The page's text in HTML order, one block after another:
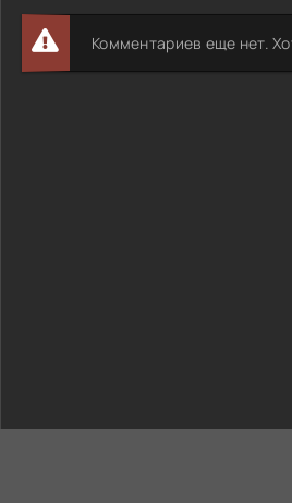
Комментариев еще нет.